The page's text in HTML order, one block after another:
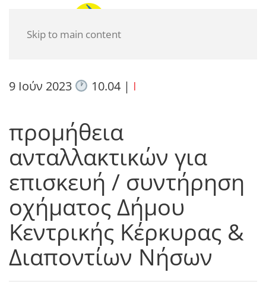
Skip to main content
9 Ιούν 2023 10.04| I
προμήθεια
ανταλλακτικών για
επισκευή / συντήρηση
οχήματος Δήμου
Κεντρικής Κέρκυρας &
Διαποντίων Νήσων